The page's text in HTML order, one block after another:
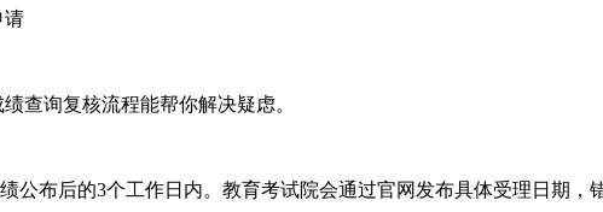
请
绩查询复核流程能帮你解决疑虑。
布后的3个工作日内。教育考试院会通过官网发布具体受理日期，